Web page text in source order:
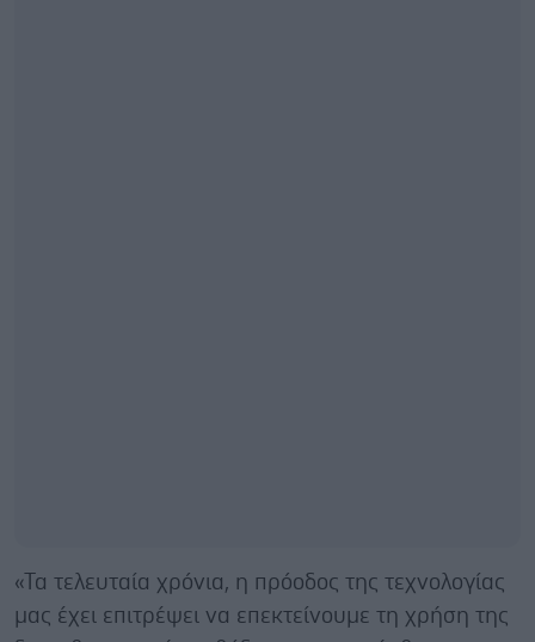
«Τα τελευταία χρόνια, η πρόοδος της τεχνολογίας
μας έχει επιτρέψει να επεκτείνουμε τη χρήση της